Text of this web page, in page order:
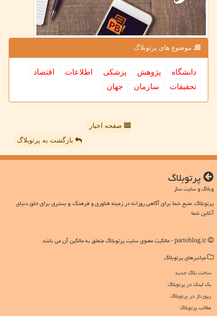
موضوع های پرتوبلاگ
دانشگاه پژوهش پزشكی اطلاعات
اقتصاد
تحقیقات
سازمان جهان
صفحه اخبار
بازگشت به پرتوبلاگ
پرتوبلاگ
وبلاگ و سایت ساز
پرتوبلاگ، منبع شما برای آگاهی روزانه در زمینه فناوری و فرهنگ، و بستری برای خلق دنیای
آنلاین شما
میانبرهای پرتوبلاگ
ساخت بلاگ جدید
بک لینک در پرتوبلاگ
رپورتاژ در پرتوبلاگ
مطالب پرتوبلاگ